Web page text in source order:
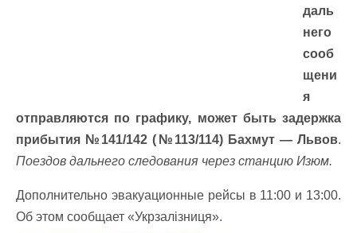
даль
него
сооб
щени
я
отправляются по графику, может быть задержка
прибытия №141/142 (№113/114) Бахмут — Львов.
Поездов дальнего следования через станцию Изюм.
Дополнительно эвакуационные рейсы в 11:00 и 13:00.
Об этом сообщает «Укрзалізниця».